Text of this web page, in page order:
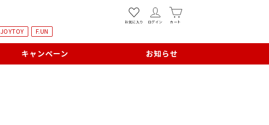
JOYTOY F.UN
お気に入り ログイン カート
キャンペーン お知らせ